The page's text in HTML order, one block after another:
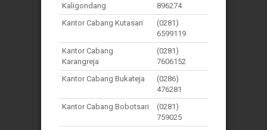
Kaligondang
896274
Kantor Cabang Kutasari
(0281)
6599119
Kantor Cabang
Karangreja
(0281)
7606152
Kantor Cabang Bukateja
(0286)
476281
Kantor Cabang Bobotsari
(0281)
759025